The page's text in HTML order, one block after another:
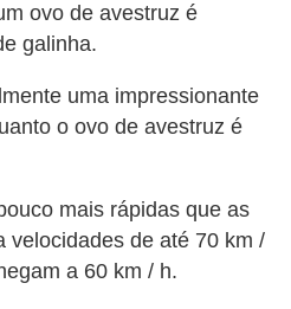
ovo de avestruz é
galinha.
uma impressionante
o ovo de avestruz é
mais rápidas que as
velocidades de até 70 km /
a 60 km / h.